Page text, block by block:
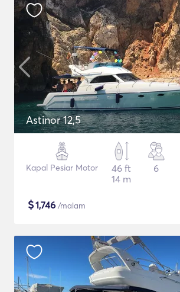
Astinor 12,5
Kapal Pesiar Motor
46 ft
14 m
6
$1,746 /malam